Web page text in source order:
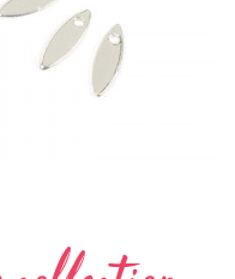
Non merci !